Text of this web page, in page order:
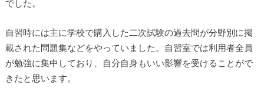
でした。
自習時には主に学校で購入した二次試験の過去問が分野別に掲
載された問題集などをやっていました。自習室では利用者全員
が勉強に集中しており、自分自身もいい影響を受けることがで
きたと思います。